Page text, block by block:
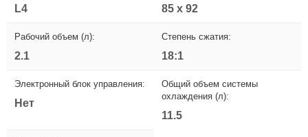
L4 85 x 92
Рабочий объем (л):
2.1
Степень сжатия:
18:1
Электронный блок управления:
Нет
Общий объем системы
охлаждения (л):
11.5